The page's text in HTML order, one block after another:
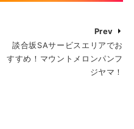
Prev
談合坂SAサービスエリアでお
すすめ！マウントメロンパンフ
ジヤマ！